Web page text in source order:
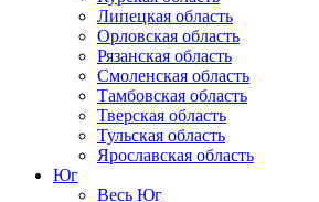
Липецкая область
Орловская область
Рязанская область
Смоленская область
Тамбовская область
Тверская область
Тульская область
Ярославская область
Юг
Весь Юг